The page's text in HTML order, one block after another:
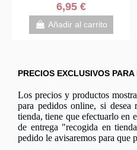
6,95 €
Añadir al carrito
PRECIOS EXCLUSIVOS
Los precios y productos
para pedidos online, si desea
tienda, tiene que efectuarlo en
de entrega "recogida en
pedido le avisaremos para que